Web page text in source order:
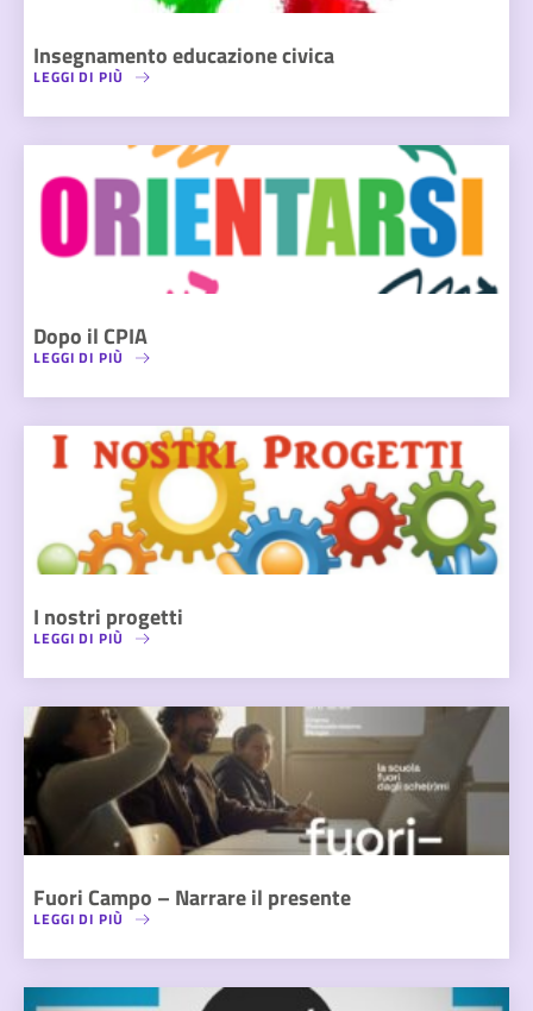
Insegnamento educazione civica
LEGGI DI PIÙ
Dopo il CPIA
LEGGI DI PIÙ
I nostri progetti
LEGGI DI PIÙ
Fuori Campo – Narrare il presente
LEGGI DI PIÙ